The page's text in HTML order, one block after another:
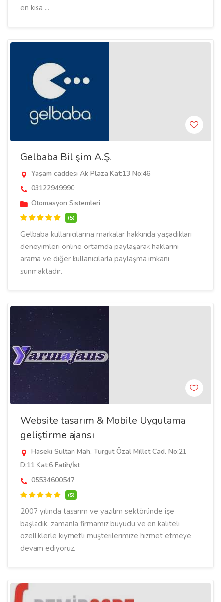
en kısa ...
Gelbaba Bilişim A.Ş.
Yaşam caddesi Ak Plaza Kat:13 No:46
03122949990
Otomasyon Sistemleri
(5)
Gelbaba kullanıcılarına markalar hakkında yaşadıkları
deneyimleri online ortamda paylaşarak haklarını
arama ve diğer kullanıcılarla paylaşma imkanı
sunmaktadır.
Website tasarım & Mobile Uygulama
geliştirme ajansı
Haseki Sultan Mah. Turgut Özal Millet Cad. No:21
D:11 Kat:6 Fatih/İst
05534600547
(5)
2007 yılında tasarım ve yazılım sektöründe işe
başladık, zamanla firmamız büyüdü ve en kaliteli
özelliklerle kıymetli müşterilerimize hizmet etmeye
devam ediyoruz.